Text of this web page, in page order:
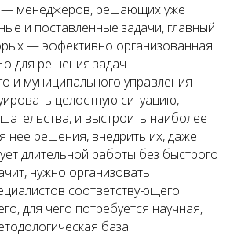
— менеджеров, решающих уже
и поставленные задачи, главный
— эффективно организованная
для решения задач
и муниципального управления
целостную ситуацию,
и выстроить наиболее
нее решения, внедрить их, даже
длительной работы без быстрого
нужно организовать
соответствующего
для чего потребуется научная,
база.